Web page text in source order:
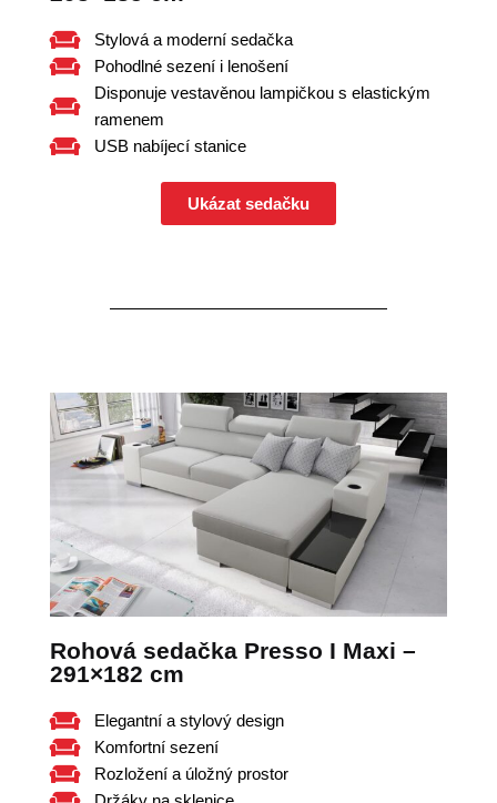
Stylová a moderní sedačka
Pohodlné sezení i lenošení
Disponuje vestavěnou lampičkou s elastickým
ramenem
USB nabíjecí stanice
Ukázat sedačku
Rohová sedačka Presso I Maxi –
291×182 cm
Elegantní a stylový design
Komfortní sezení
Rozložení a úložný prostor